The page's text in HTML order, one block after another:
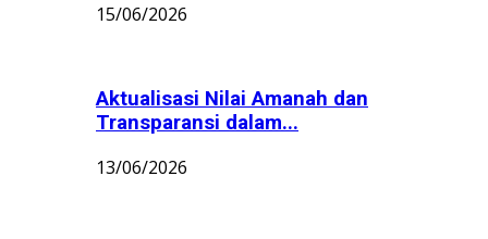
15/06/2026
Aktualisasi Nilai Amanah dan
Transparansi dalam...
13/06/2026